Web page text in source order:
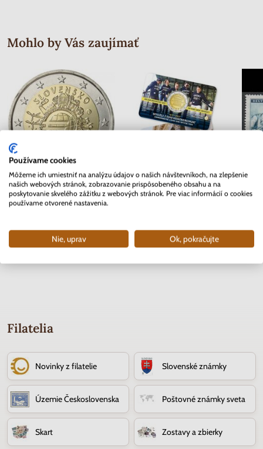
Mohlo by Vás zaujímať
2 EURO Slovensko 2012 - 10.
rokov Euro meny
3.70 €
2 EURO Belgicko 2017 -
10.90 €
Séria
Filatelia
Novinky z filatelie Slovenské známky
Územie Československa Poštovné známky sveta
Skart Zostavy a zbierky
Používame cookies
Môžeme ich umiestniť na analýzu údajov o našich návštevníkoch, na zlepšenie
našich webových stránok, zobrazovanie prispôsobeného obsahu a na
poskytovanie skvelého zážitku z webových stránok. Pre viac informácií o cookies
používame otvorené nastavenia.
Nie, uprav Ok, pokračujte